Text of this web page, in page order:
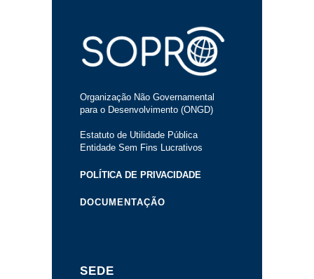
Organização Não Governamental
para o Desenvolvimento (ONGD)
Estatuto de Utilidade Pública
Entidade Sem Fins Lucrativos
POLÍTICA DE PRIVACIDADE
DOCUMENTAÇÃO
SEDE